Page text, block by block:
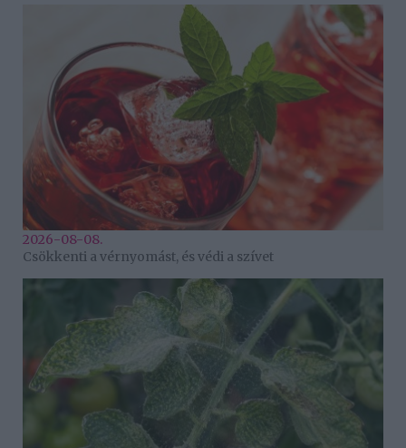
2026-08-08.
Csökkenti a vérnyomást, és védi a szívet